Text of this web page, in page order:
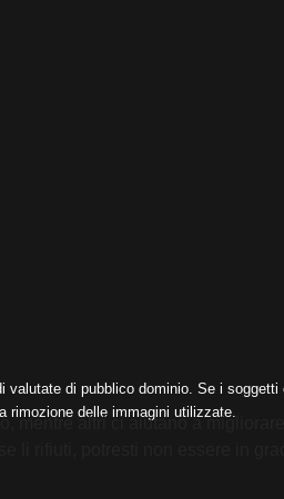
di pubblico dominio. Se i
rimozione delle immagini utilizzate.
altri ci aiutano a